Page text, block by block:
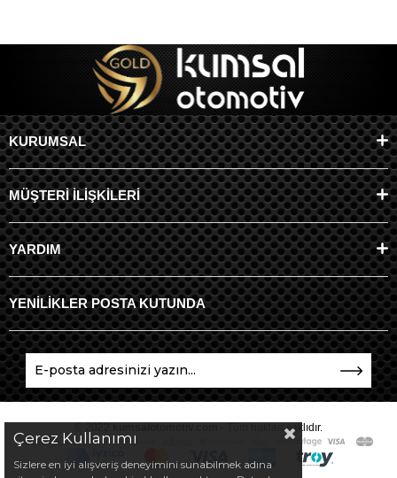
KURUMSAL
MÜŞTERİ İLİŞKİLERİ
YARDIM
YENİLİKLER POSTA KUTUNDA
- Tüm hakları saklıdır.
Çerez Kullanımı
Sizlere en iyi alışveriş deneyimini sunabilmek adına